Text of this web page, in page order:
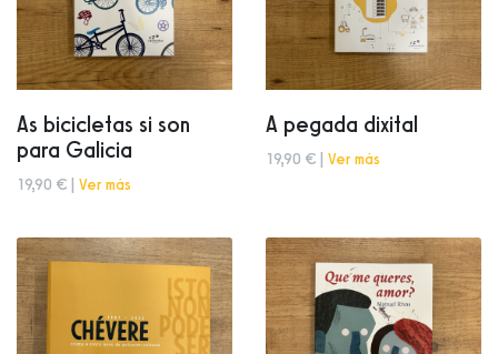
As bicicletas si son
para Galicia
19,90 € | Ver más
A pegada dixital
19,90 € | Ver más